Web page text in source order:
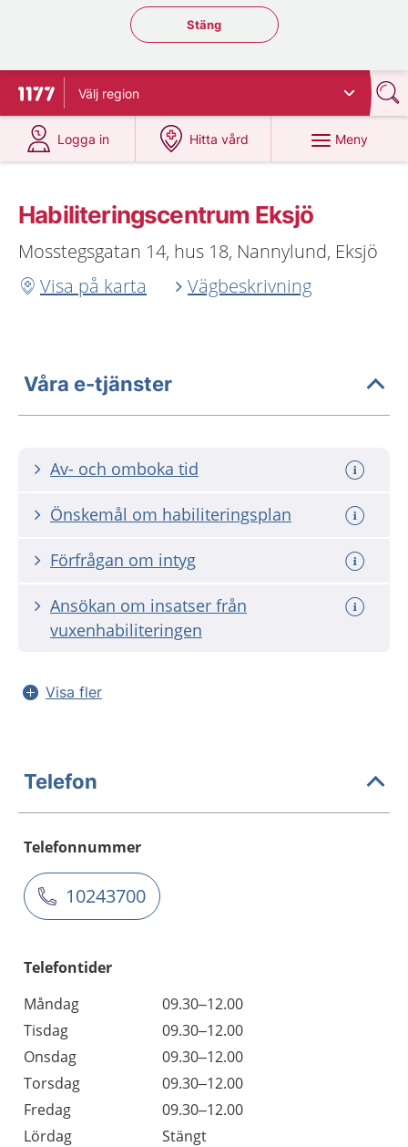
Stäng regionsväljaren
Stäng
Till startsidan för 1177
Välj region
Logga in
på 1177.se
Hitta vård
på 1177.se
Meny
Habiliteringscentrum Eksjö
Mosstegsgatan 14, hus 18, Nannylund, Eksjö
Visa på karta
Vägbeskrivning
Våra e-tjänster
Av- och omboka tid
Önskemål om habiliteringsplan
Förfrågan om intyg
Ansökan om insatser från
vuxenhabiliteringen
Visa fler
Telefon
Telefonnummer
10243700
Telefontider
Måndag
09.30–12.00
Tisdag
09.30–12.00
Onsdag
09.30–12.00
Torsdag
09.30–12.00
Fredag
09.30–12.00
Lördag
Stängt